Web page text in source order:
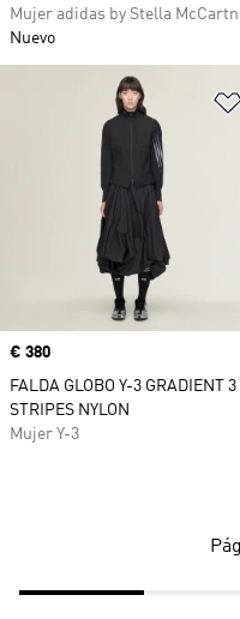
Mujer adidas by Stella
Nuevo
Precio
€ 380
FALDA GLOBO Y-3 GRADIENT 3
STRIPES NYLON
Mujer Y-3